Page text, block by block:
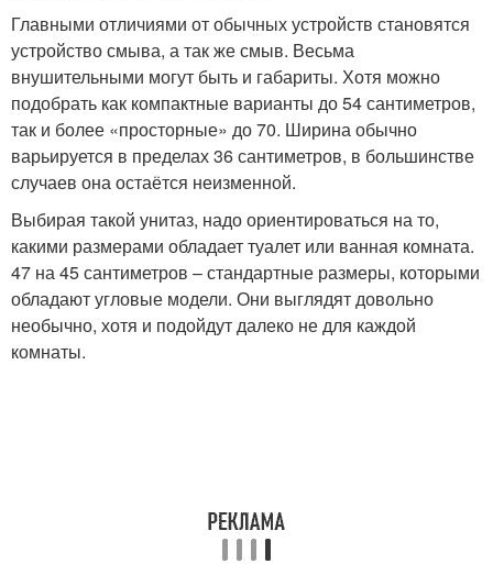
Главными отличиями от обычных устройств становятся
устройство смыва, а так же смыв. Весьма
внушительными могут быть и габариты. Хотя можно
подобрать как компактные варианты до 54 сантиметров,
так и более «просторные» до 70. Ширина обычно
варьируется в пределах 36 сантиметров, в большинстве
случаев она остаётся неизменной.
Выбирая такой унитаз, надо ориентироваться на то,
какими размерами обладает туалет или ванная комната.
47 на 45 сантиметров – стандартные размеры, которыми
обладают угловые модели. Они выглядят довольно
необычно, хотя и подойдут далеко не для каждой
комнаты.